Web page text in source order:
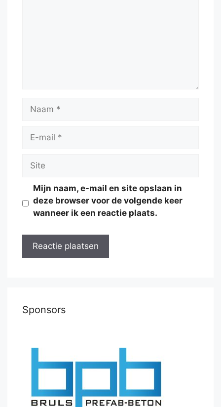
Naam
Site
Mijn naam, e-mail en site opslaan in
deze browser voor de volgende keer
wanneer ik een reactie plaats.
Sponsors